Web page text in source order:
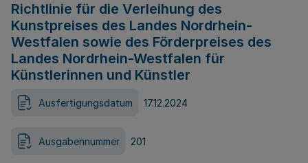
Richtlinie für die Verleihung des
Kunstpreises des Landes Nordrhein-
Westfalen sowie des Förderpreises des
Landes Nordrhein-Westfalen für
Künstlerinnen und Künstler
Ausfertigungsdatum 17.12.2024
Ausgabennummer 201